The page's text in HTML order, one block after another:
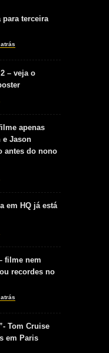
terceira
– veja o
apenas
e Jason
antes do nono
em HQ já está
filme nem
recordes no
Tom Cruise
em Paris